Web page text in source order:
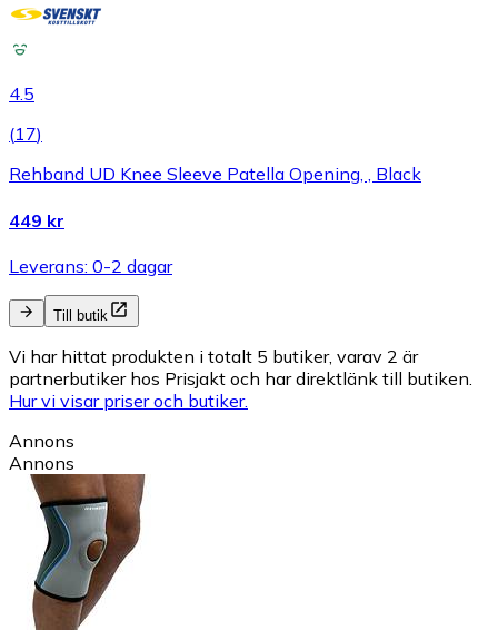
4.5
(17)
Rehband UD Knee Sleeve Patella Opening, , Black
449 kr
Leverans: 0-2 dagar
Till butik
Vi har hittat produkten i totalt 5 butiker, varav 2 är
partnerbutiker hos Prisjakt och har direktlänk till butiken.
Hur vi visar priser och butiker.
Annons
Annons